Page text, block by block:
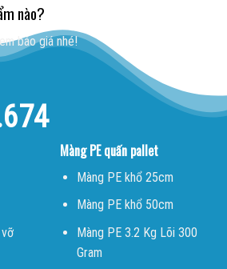
nào?
báo giá nhé!
Màng PE quấn pallet
Màng PE khổ 25cm
Màng PE khổ 50cm
Màng PE 3.2 Kg Lõi 300
Gram